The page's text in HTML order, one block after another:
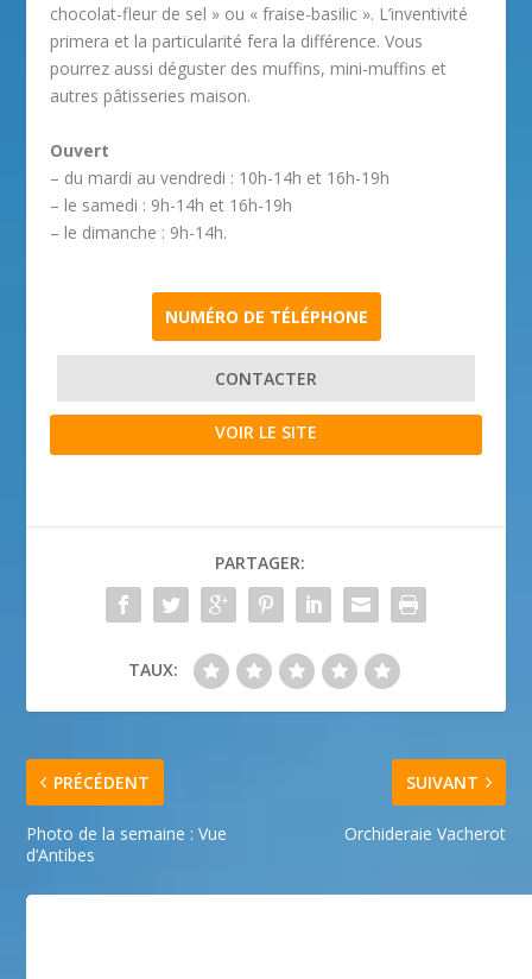
chocolat-fleur de sel » ou « fraise-basilic ». L’inventivité
primera et la particularité fera la différence. Vous
pourrez aussi déguster des muffins, mini-muffins et
autres pâtisseries maison.
Ouvert
– du mardi au vendredi : 10h-14h et 16h-19h
– le samedi : 9h-14h et 16h-19h
– le dimanche : 9h-14h.
NUMÉRO DE TÉLÉPHONE
CONTACTER
VOIR LE SITE
PARTAGER:
TAUX:
PRÉCÉDENT
Photo de la semaine : Vue
d’Antibes
SUIVANT
Orchideraie Vacherot